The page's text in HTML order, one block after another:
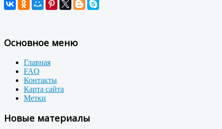
Основное меню
Главная
FAQ
Контакты
Карта сайта
Метки
Новые материалы